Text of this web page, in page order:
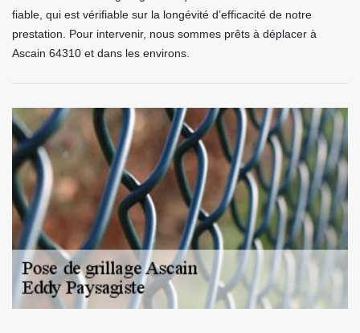
fiable, qui est vérifiable sur la longévité d’efficacité de notre
prestation. Pour intervenir, nous sommes prêts à déplacer à
Ascain 64310 et dans les environs.